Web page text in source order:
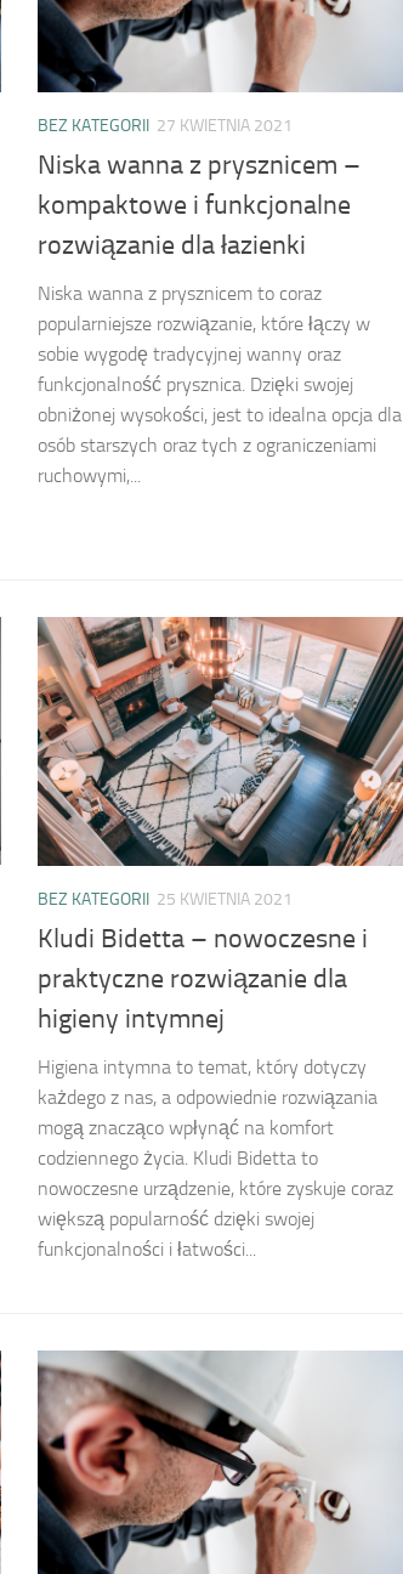
BEZ KATEGORII 27 KWIETNIA 2021
Niska wanna z prysznicem –
kompaktowe i funkcjonalne
rozwiązanie dla łazienki
Niska wanna z prysznicem to coraz
popularniejsze rozwiązanie, które łączy w
sobie wygodę tradycyjnej wanny oraz
funkcjonalność prysznica. Dzięki swojej
obniżonej wysokości, jest to idealna opcja dla
osób starszych oraz tych z ograniczeniami
ruchowymi,...
BEZ KATEGORII 25 KWIETNIA 2021
Kludi Bidetta – nowoczesne i
praktyczne rozwiązanie dla
higieny intymnej
Higiena intymna to temat, który dotyczy
każdego z nas, a odpowiednie rozwiązania
mogą znacząco wpłynąć na komfort
codziennego życia. Kludi Bidetta to
nowoczesne urządzenie, które zyskuje coraz
większą popularność dzięki swojej
funkcjonalności i łatwości...